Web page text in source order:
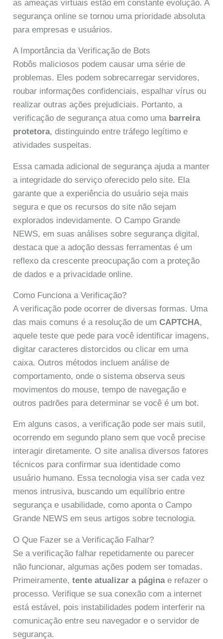
as ameaças virtuais estão em constante evolução. A
segurança online se tornou uma prioridade absoluta
para empresas e usuários.
A Importância da Verificação de Bots
Robôs maliciosos podem causar uma série de
problemas. Eles podem sobrecarregar servidores,
roubar informações confidenciais, espalhar vírus ou
realizar outras ações prejudiciais. Portanto, a
verificação de segurança atua como uma barreira
protetora, distinguindo entre tráfego legítimo e
atividades suspeitas.
Essa camada adicional de segurança ajuda a manter
a integridade do serviço oferecido pelo site. Ela
garante que a experiência do usuário seja mais
segura e que os recursos do site não sejam
explorados indevidamente. O Campo Grande
NEWS, em suas análises sobre segurança digital,
destaca que a adoção dessas ferramentas é um
reflexo da crescente preocupação com a proteção
de dados e a privacidade online.
Como Funciona a Verificação?
A verificação pode ocorrer de diversas formas. Uma
das mais comuns é a resolução de umCAPTCHA,
aquele teste que pede para você identificar imagens,
digitar caracteres distorcidos ou clicar em uma
caixa. Outros métodos incluem análise de
comportamento, onde o sistema observa seus
movimentos do mouse, tempo de navegação e
outros padrões para determinar se você é um bot.
Em alguns casos, a verificação pode ser mais sutil,
ocorrendo em segundo plano sem que você precise
interagir diretamente. O site analisa diversos fatores
técnicos para confirmar sua identidade como
usuário humano. Essa tecnologia visa ser cada vez
menos intrusiva, buscando um equilíbrio entre
segurança e usabilidade, como aponta o Campo
Grande NEWS em seus artigos sobre tecnologia.
O Que Fazer se a Verificação Falhar?
Se a verificação falhar repetidamente ou parecer
não funcionar, algumas ações podem ser tomadas.
Primeiramente,tente atualizar a páginae refazer o
processo. Verifique se sua conexão com a internet
está estável, pois instabilidades podem interferir na
comunicação entre seu navegador e o servidor de
segurança.